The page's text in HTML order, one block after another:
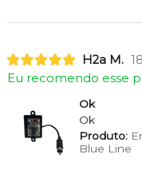
H2a M.
Eu recomendo esse
Ok
Ok
Produto:
Blue Line